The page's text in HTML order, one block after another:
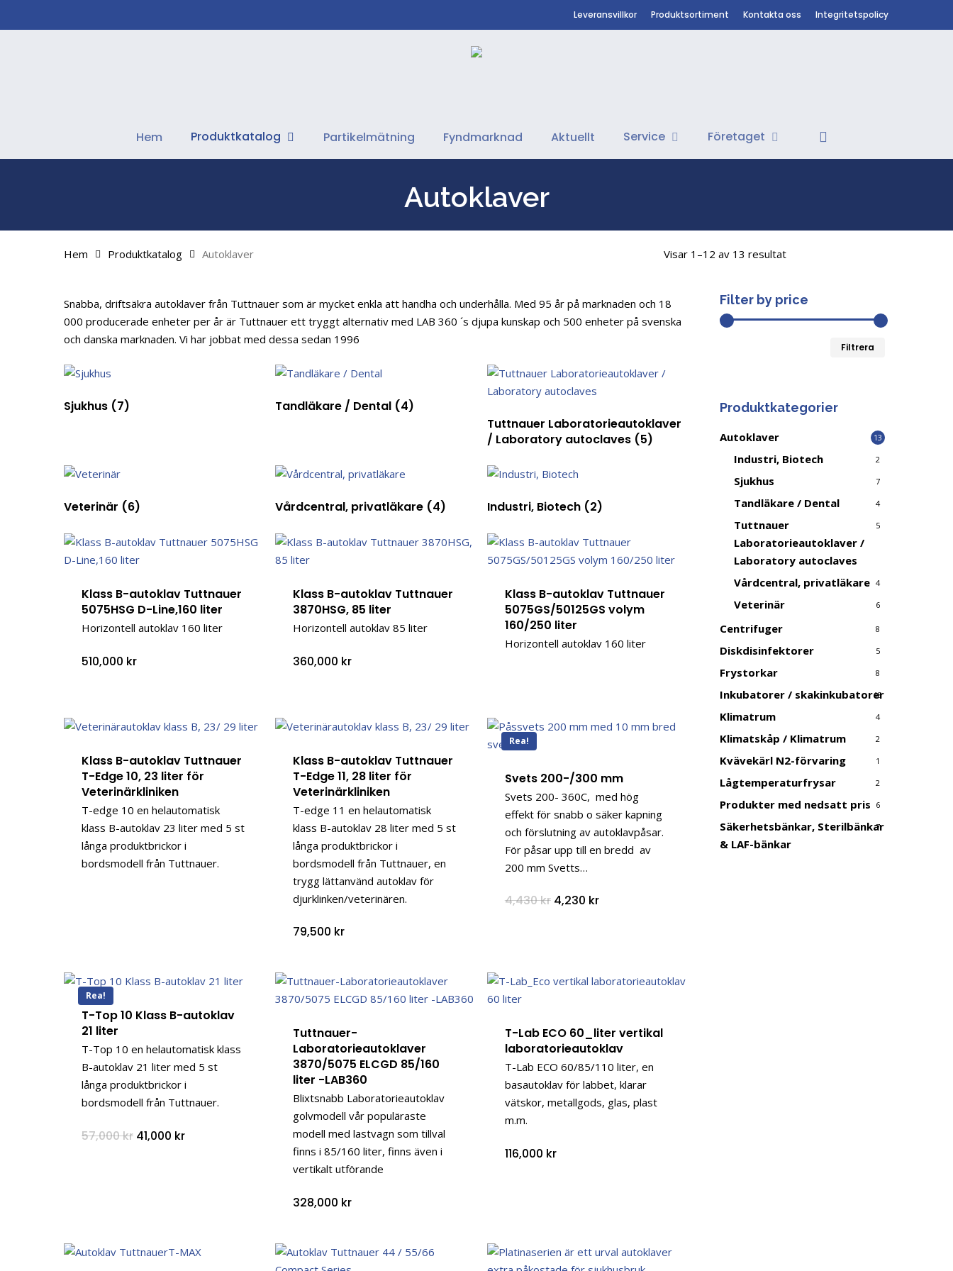
Leveransvillkor Produktsortiment Kontakta oss Integritetspolicy
Hem Produktkatalog Partikelmätning Fyndmarknad Aktuellt Service Företaget
Autoklaver
Visar 1–12 av 13 resultat
Hem Produktkatalog Autoklaver
Snabba, driftsäkra autoklaver från Tuttnauer som är mycket enkla att handha och underhålla. Med 95 år på marknaden och 18
000 producerade enheter per år är Tuttnauer ett tryggt alternativ med LAB 360 ´s djupa kunskap och 500 enheter på svenska
och danska marknaden. Vi har jobbat med dessa sedan 1996
Sjukhus (7) Tandläkare / Dental (4)
Tuttnauer Laboratorieautoklaver
/ Laboratory autoclaves (5)
Veterinär (6) Vårdcentral, privatläkare (4) Industri, Biotech (2)
Klass B-autoklav Tuttnauer
5075HSG D-Line,160 liter
Horizontell autoklav 160 liter
510,000 kr
Klass B-autoklav Tuttnauer
3870HSG, 85 liter
Horizontell autoklav 85 liter
360,000 kr
Klass B-autoklav Tuttnauer
5075GS/50125GS volym
160/250 liter
Horizontell autoklav 160 liter
Klass B-autoklav Tuttnauer
T-Edge 10, 23 liter för
Veterinärkliniken
T-edge 10 en helautomatisk
klass B-autoklav 23 liter med 5 st
långa produktbrickor i
bordsmodell från Tuttnauer.
Klass B-autoklav Tuttnauer
T-Edge 11, 28 liter för
Veterinärkliniken
T-edge 11 en helautomatisk
klass B-autoklav 28 liter med 5 st
långa produktbrickor i
bordsmodell från Tuttnauer, en
trygg lättanvänd autoklav för
djurklinken/veterinären.
79,500 kr
Rea!
Svets 200-/300 mm
Svets 200- 360C, med hög
effekt för snabb o säker kapning
och förslutning av autoklavpåsar.
För påsar upp till en bredd av
200 mm Svetts…
4,430kr Det
ursprungliga
4,230 krDet
Rea!
T-Top 10 Klass B-autoklav
21 liter
T-Top 10 en helautomatisk klass
B-autoklav 21 liter med 5 st
långa produktbrickor i
bordsmodell från Tuttnauer.
57,000kr Det
ursprungliga
41,000 krDet
Tuttnauer-
Laboratorieautoklaver
3870/5075 ELCGD 85/160
liter -LAB360
Blixtsnabb Laboratorieautoklav
golvmodell vår populäraste
modell med lastvagn som tillval
finns i 85/160 liter, finns även i
vertikalt utförande
328,000 kr
T-Lab ECO 60_liter vertikal
laboratorieautoklav
T-Lab ECO 60/85/110 liter, en
basautoklav för labbet, klarar
vätskor, metallgods, glas, plast
m.m.
116,000 kr
Filter by price
Filtrera
Produktkategorier
Autoklaver 13
Industri, Biotech 2
Sjukhus 7
Tandläkare / Dental 4
Tuttnauer
Laboratorieautoklaver /
Laboratory autoclaves
5
Vårdcentral, privatläkare 4
Veterinär 6
Centrifuger 8
Diskdisinfektorer 5
Frystorkar 8
Inkubatorer / skakinkubatorer
18
Klimatrum 4
Klimatskåp / Klimatrum 2
Kvävekärl N2-förvaring 1
Lågtemperaturfrysar 2
Produkter med nedsatt pris 6
Säkerhetsbänkar, Sterilbänkar
& LAF-bänkar
7